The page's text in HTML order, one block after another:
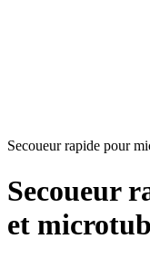
Secoueur rapide pour
Secoueur
et